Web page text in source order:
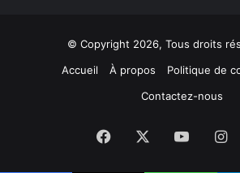
© Copyright 2026, Tous droits
Accueil
À propos
Politique de
Contactez-nous
Facebook YouTube